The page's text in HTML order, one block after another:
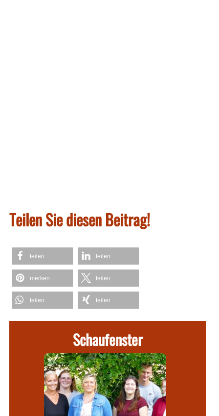
Teilen Sie diesen Beitrag!
teilen teilen
merken teilen
teilen teilen
Schaufenster